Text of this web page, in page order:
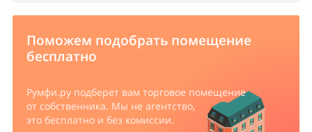
Поможем подобрать помещение
бесплатно
Румфи.ру подберет вам торговое помещение
от собственника. Мы не агентство,
это бесплатно и без комиссии.